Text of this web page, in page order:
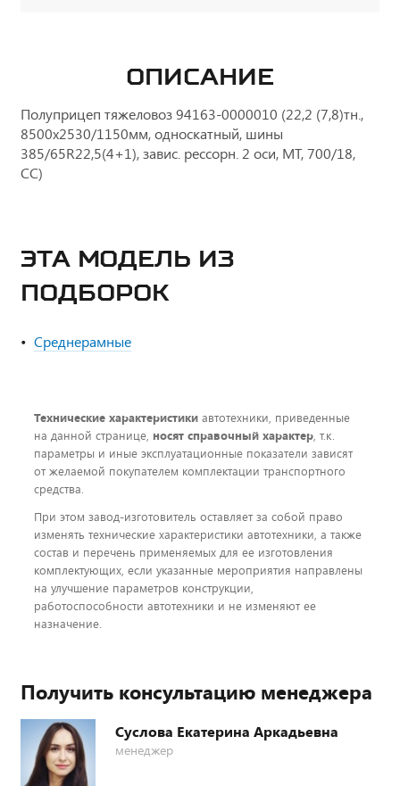
ОПИСАНИЕ
Полуприцеп тяжеловоз 94163-0000010 (22,2 (7,8)тн.,
8500х2530/1150мм, односкатный, шины
385/65R22,5(4+1), завис. рессорн. 2 оси, МТ, 700/18,
СС)
ЭТА МОДЕЛЬ ИЗ
ПОДБОРОК
Среднерамные
Технические характеристики автотехники, приведенные
на данной странице, носят справочный характер, т.к.
параметры и иные эксплуатационные показатели зависят
от желаемой покупателем комплектации транспортного
средства.
При этом завод-изготовитель оставляет за собой право
изменять технические характеристики автотехники, а также
состав и перечень применяемых для ее изготовления
комплектующих, если указанные мероприятия направлены
на улучшение параметров конструкции,
работоспособности автотехники и не изменяют ее
назначение.
Получить консультацию менеджера
Суслова Екатерина Аркадьевна
менеджер